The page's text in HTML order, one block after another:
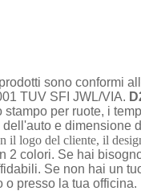
sono conformi
TUV SFI JWL/VIA.
per ruote, i
e dimensione
logo del cliente, il
colori. Se hai
Se non hai un
presso la tua officina.